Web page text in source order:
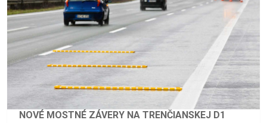
NOVÉ MOSTNÉ ZÁVERY NA TRENČIANSKEJ D1